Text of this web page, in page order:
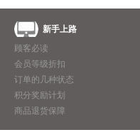
新手上路
顾客必读
会员等级折扣
订单的几种状态
积分奖励计划
商品退货保障